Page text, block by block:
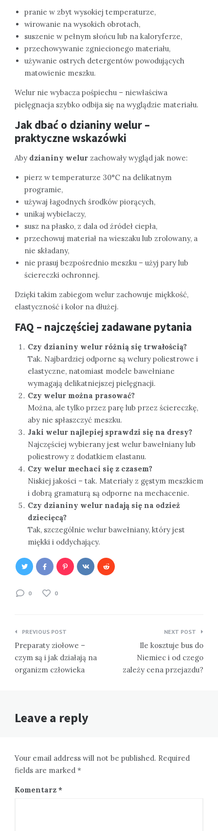
pranie w zbyt wysokiej temperaturze,
wirowanie na wysokich obrotach,
suszenie w pełnym słońcu lub na kaloryferze,
przechowywanie zgniecionego materiału,
używanie ostrych detergentów powodujących
matowienie meszku.
Welur nie wybacza pośpiechu – niewłaściwa
pielęgnacja szybko odbija się na wyglądzie materiału.
Jak dbać o dzianiny welur –
praktyczne wskazówki
Aby dzianiny welur zachowały wygląd jak nowe:
pierz w temperaturze 30°C na delikatnym
programie,
używaj łagodnych środków piorących,
unikaj wybielaczy,
susz na płasko, z dala od źródeł ciepła,
przechowuj materiał na wieszaku lub zrolowany, a
nie składany,
nie prasuj bezpośrednio meszku – użyj pary lub
ściereczki ochronnej.
Dzięki takim zabiegom welur zachowuje miękkość,
elastyczność i kolor na dłużej.
FAQ – najczęściej zadawane pytania
Czy dzianiny welur różnią się trwałością?
Tak. Najbardziej odporne są welury poliestrowe i
elastyczne, natomiast modele bawełniane
wymagają delikatniejszej pielęgnacji.
Czy welur można prasować?
Można, ale tylko przez parę lub przez ściereczkę,
aby nie spłaszczyć meszku.
Jaki welur najlepiej sprawdzi się na dresy?
Najczęściej wybierany jest welur bawełniany lub
poliestrowy z dodatkiem elastanu.
Czy welur mechaci się z czasem?
Niskiej jakości – tak. Materiały z gęstym meszkiem
i dobrą gramaturą są odporne na mechacenie.
Czy dzianiny welur nadają się na odzież
dziecięcą?
Tak, szczególnie welur bawełniany, który jest
miękki i oddychający.
0 0
Nawigacja
wpisu
PREVIOUS POST
Preparaty ziołowe –
czym są i jak działają na
organizm człowieka
NEXT POST
Ile kosztuje bus do
Niemiec i od czego
zależy cena przejazdu?
Leave a reply
Your email address will not be published. Required
fields are marked *
Komentarz *